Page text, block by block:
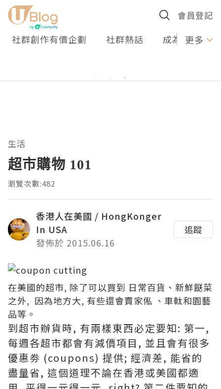
會員登記
社群創作有價企劃 社群熱話 成為U更多
生活
超市購物 101
瀏覽次數:482
香港人在美國 / HongKonger
In USA
發佈於 2015.06.16
追蹤
在美國的超市, 除了可以買到 日常百貨、新鮮餸菜
之外, 因為地方大, 有些還會賣家俬 、車軚和園藝
品等。
到超市辦貨時, 有兩樣東西必定要知: 第一,
每週各超市都會有減價項目, 並且會有很多
優惠劵 (coupons) 提供; 經濟差, 能省的
盡量省, 這個道理不論在香港或美國都適